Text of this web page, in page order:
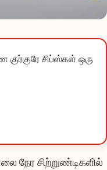
சிப்ஸ்கள் ஒரு
நேர சிற்றுண்டிகளில்